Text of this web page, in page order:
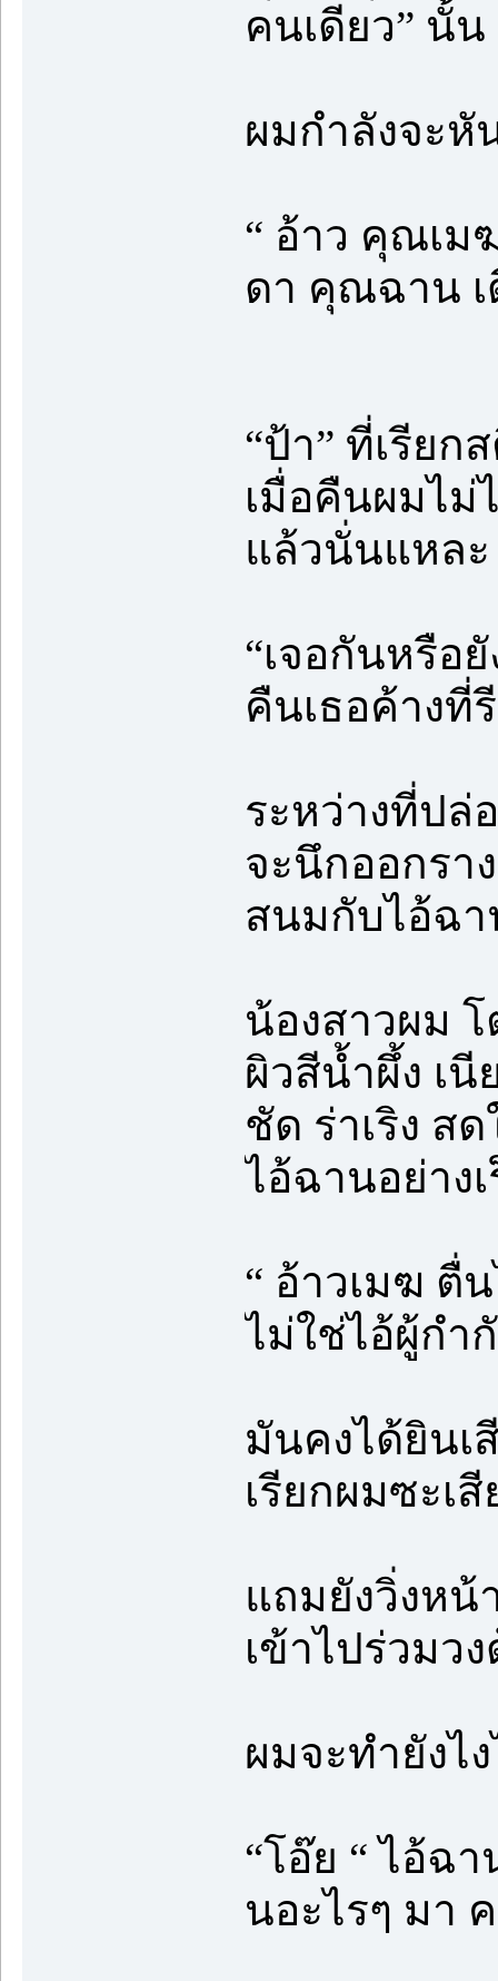
คนเดียว” นั้น
ผมกำลังจะหั
“ อ้าว คุณเม
ดา คุณฉาน เ
“ป้า” ที่เรีย
เมื่อคืนผมไม่
แล้วนั่นแหล
“เจอกันหรือ
คืนเธอค้างที่
ระหว่างที่ปล่
จะนึกออกร
สนมกับไอ้ฉา
น้องสาวผม
ผิวสีน้ำผึ้ง เ
ชัด ร่าเริง ส
ไอ้ฉานอย่าง
“ อ้าวเมฆ ตื่
ไม่ใช่ไอ้ผู้กำ
มันคงได้ยินเ
เรียกผมซะเ
แถมยังวิ่งห
เข้าไปร่วมว
ผมจะทำยังไ
“โอ๊ย “ ไอ้ฉ
นอะไรๆ มา